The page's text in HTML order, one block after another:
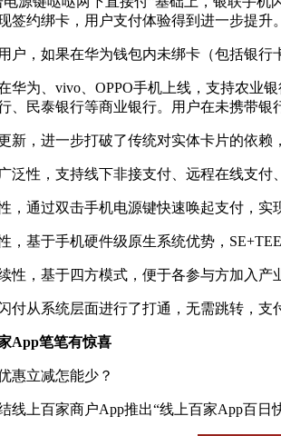
签约绑卡，用户支付体验得到进一步提升。
户，如果在华为钱包内未绑卡（包括银
华为、vivo、OPPO手机上线，支持农业
、民泰银行等商业银行。用户在未携带银
新，进一步打破了传统对实体卡片的依
泛性，支持线下非接支付、远程在线支
，通过双击手机电源键快速唤起支付，实
，基于手机硬件级原生系统优势，
性，基于四方模式，便于各参与方加入产
付从系统层面进行了打通，无需跳转，支
App笔笔有惊喜
惠立减怎能少？
线上百家商户App推出“线上百家App百日